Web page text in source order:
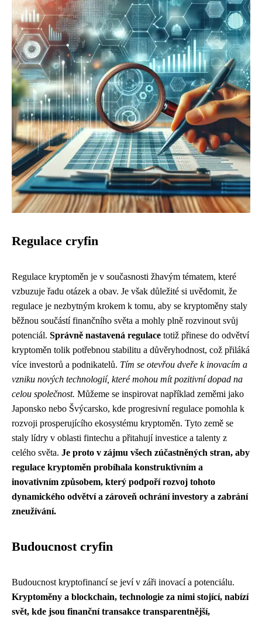
Regulace cryfin
Regulace kryptoměn je v současnosti žhavým tématem, které
vzbuzuje řadu otázek a obav. Je však důležité si uvědomit, že
regulace je nezbytným krokem k tomu, aby se kryptoměny staly
běžnou součástí finančního světa a mohly plně rozvinout svůj
potenciál. Správně nastavená regulace totiž přinese do odvětví
kryptoměn tolik potřebnou stabilitu a důvěryhodnost, což přiláká
více investorů a podnikatelů. Tím se otevřou dveře k inovacím a
vzniku nových technologií, které mohou mít pozitivní dopad na
celou společnost. Můžeme se inspirovat například zeměmi jako
Japonsko nebo Švýcarsko, kde progresivní regulace pomohla k
rozvoji prosperujícího ekosystému kryptoměn. Tyto země se
staly lídry v oblasti fintechu a přitahují investice a talenty z
celého světa. Je proto v zájmu všech zúčastněných stran, aby
regulace kryptoměn probíhala konstruktivním a
inovativním způsobem, který podpoří rozvoj tohoto
dynamického odvětví a zároveň ochrání investory a zabrání
zneužívání.
Budoucnost cryfin
Budoucnost kryptofinancí se jeví v záři inovací a potenciálu.
Kryptoměny a blockchain, technologie za nimi stojící, nabízí
svět, kde jsou finanční transakce transparentnější,